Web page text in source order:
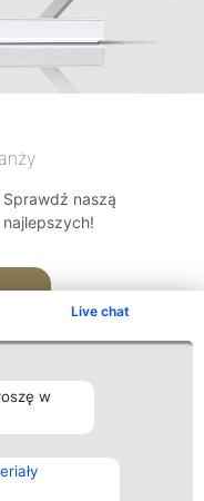
Live chat
w
naszą
Kontakt
Kontakt